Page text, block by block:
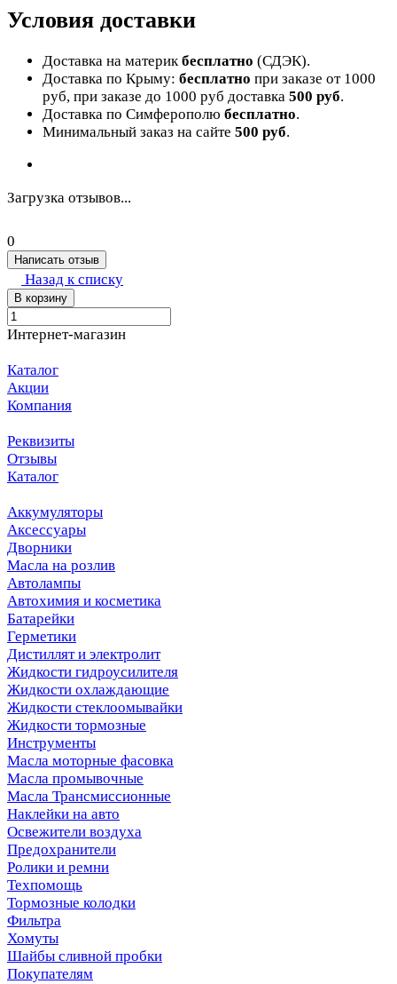
Условия доставки
Доставка на материкбесплатно (СДЭК).
Доставка по Крыму: бесплатно при заказе от 1000
руб, при заказе до 1000 руб доставка 500 руб.
Доставка по Симферополю бесплатно.
Минимальный заказ на сайте 500 руб.
Загрузка отзывов...
0
Написать отзыв
Назад к списку
В корзину
Интернет-магазин
Каталог
Акции
Компания
Реквизиты
Отзывы
Каталог
Аккумуляторы
Аксессуары
Дворники
Масла на розлив
Автолампы
Автохимия и косметика
Батарейки
Герметики
Дистиллят и электролит
Жидкости гидроусилителя
Жидкости охлаждающие
Жидкости стеклоомывайки
Жидкости тормозные
Инструменты
Масла моторные фасовка
Масла промывочные
Масла Трансмиссионные
Наклейки на авто
Освежители воздуха
Предохранители
Ролики и ремни
Техпомощь
Тормозные колодки
Фильтра
Хомуты
Шайбы сливной пробки
Покупателям